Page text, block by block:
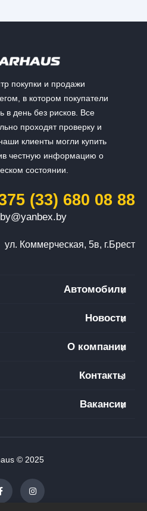
покупки и продажи
в котором покупатели
в день без рисков. Все
проходят проверку и
клиенты могли купить
честную информацию о
состоянии.
(33) 680 08 88
ул. Коммерческая, 5в, г.Брест
Автомобили
Новости
О компании
Контакты
Вакансии
© 2025